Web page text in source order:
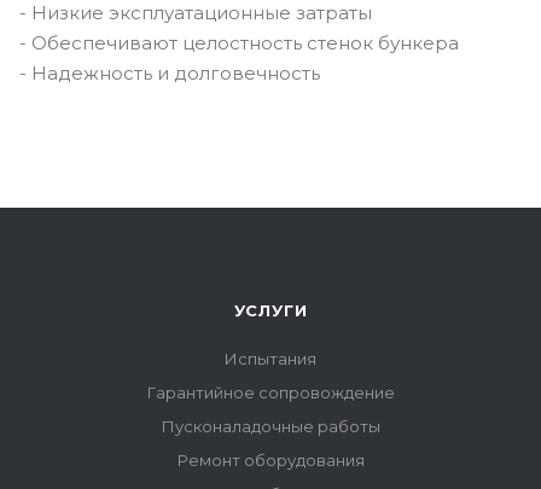
- Низкие эксплуатационные затраты
- Обеспечивают целостность стенок бункера
- Надежность и долговечность
УСЛУГИ
Испытания
Гарантийное сопровождение
Пусконаладочные работы
Ремонт оборудования